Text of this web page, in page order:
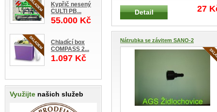
Kypřič nesený
CULTI PB...
55.000 Kč
Chladící box
COMPASS 2...
1.097 Kč
Využijte našich služeb
SANO-2 PILMET SANO 4022020370/
...
Detail 27
Nátrubka se závitem SANO-2